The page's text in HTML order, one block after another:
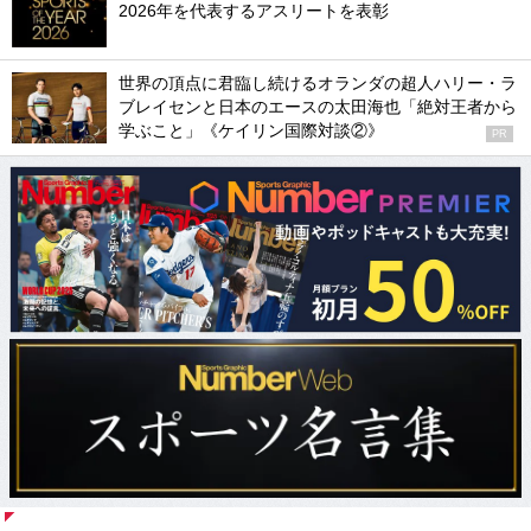
2026年を代表するアスリートを表彰
世界の頂点に君臨し続けるオランダの超人ハリー・ラ
ブレイセンと日本のエースの太田海也「絶対王者から
学ぶこと」《ケイリン国際対談②》
PR